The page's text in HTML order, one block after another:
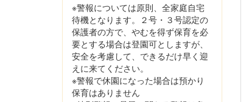
※警報については原則、全家庭自宅
待機となります。２号・３号認定の
保護者の方で、やむを得ず保育を必
要とする場合は登園可としますが、
安全を考慮して、できるだけ早く迎
えに来てください。
※警報で休園になった場合は預かり
保育はありません